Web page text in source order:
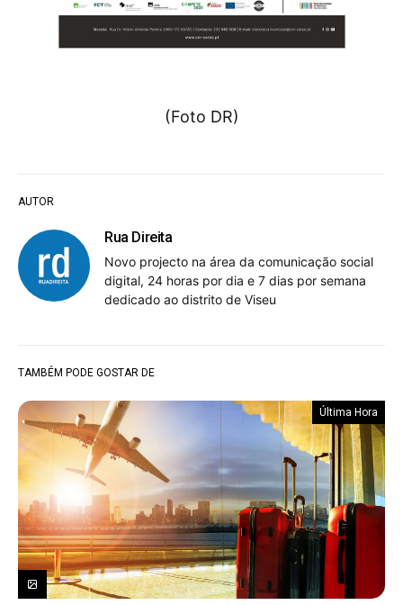
AUTOR
Rua Direita
Novo projecto na área da comunicação social
digital, 24 horas por dia e 7 dias por semana
dedicado ao distrito de Viseu
(Foto DR)
TAMBÉM PODE GOSTAR DE
Última Hora